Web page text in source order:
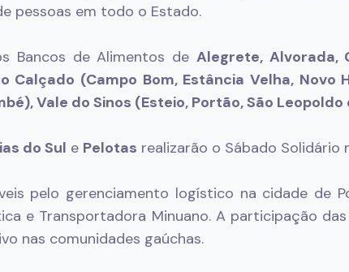
pessoas em todo o Estado.
Bancos de Alimentos de Alegrete, Alvorada,
Calçado (Campo Bom, Estância Velha, Novo
Vale do Sinos (Esteio, Portão, São Leopoldo
do Sul e Pelotas realizarão o Sábado Solidário
pelo gerenciamento logístico na cidade
e Transportadora Minuano. A participação
nas comunidades gaúchas.